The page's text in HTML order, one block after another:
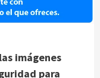
imágenes
para